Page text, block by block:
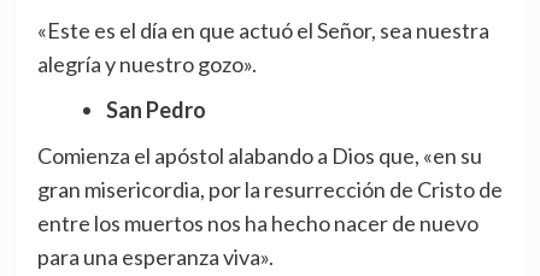
«Este es el día en que actuó el Señor, sea nuestra
alegría y nuestro gozo».
San Pedro
Comienza el apóstol alabando a Dios que, «en su
gran misericordia, por la resurrección de Cristo de
entre los muertos nos ha hecho nacer de nuevo
para una esperanza viva».